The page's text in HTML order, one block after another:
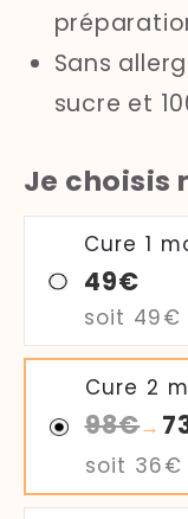
Sans
sucre et
Je choisis
Cure 1
49€
soit 49€
Cure 2
98€→
soit 36€